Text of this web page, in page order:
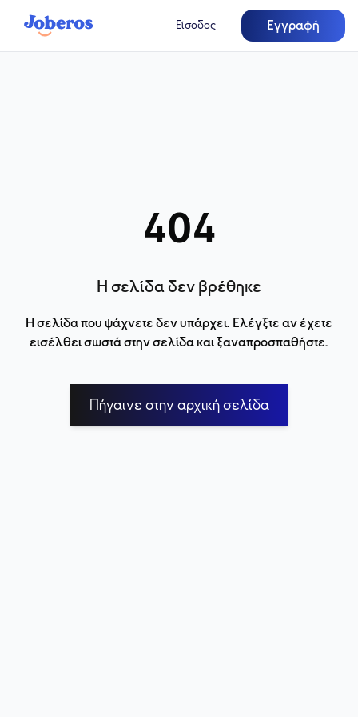
Είσοδος Εγγραφή
404
Η σελίδα δεν βρέθηκε
Η σελίδα που ψάχνετε δεν υπάρχει. Ελέγξτε αν έχετε
εισέλθει σωστά στην σελίδα και ξαναπροσπαθήστε.
Πήγαινε στην αρχική σελίδα